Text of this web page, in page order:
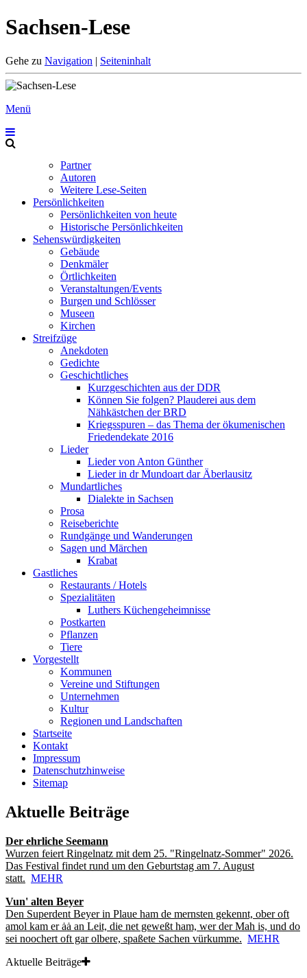
Sachsen-Lese
Gehe zu Navigation | Seiteninhalt
Menü
Partner
Autoren
Weitere Lese-Seiten
Persönlichkeiten
Persönlichkeiten von heute
Historische Persönlichkeiten
Sehenswürdigkeiten
Gebäude
Denkmäler
Örtlichkeiten
Veranstaltungen/Events
Burgen und Schlösser
Museen
Kirchen
Streifzüge
Anekdoten
Gedichte
Geschichtliches
Kurzgeschichten aus der DDR
Können Sie folgen? Plauderei aus dem
Nähkästchen der BRD
Kriegsspuren – das Thema der ökumenischen
Friedendekate 2016
Lieder
Lieder von Anton Günther
Lieder in dr Mundoart dar Äberlausitz
Mundartliches
Dialekte in Sachsen
Prosa
Reiseberichte
Rundgänge und Wanderungen
Sagen und Märchen
Krabat
Gastliches
Restaurants / Hotels
Spezialitäten
Luthers Küchengeheimnisse
Postkarten
Pflanzen
Tiere
Vorgestellt
Kommunen
Vereine und Stiftungen
Unternehmen
Kultur
Regionen und Landschaften
Startseite
Kontakt
Impressum
Datenschutzhinweise
Sitemap
Aktuelle Beiträge
Der ehrliche Seemann
Wurzen feiert Ringelnatz mit dem 25. "Ringelnatz-Sommer" 2026.
Das Festival findet rund um den Geburtstag am 7. August
statt. MEHR
Vun' alten Beyer
Den Superdent Beyer in Plaue ham de mernsten gekennt, ober oft
amol kam er ȧȧ an Leit, die net geweßt ham, wer der Mah is, und do
sei noochert oft gar olbere, spaßete Sachen vürkumme. MEHR
Aktuelle Beiträge